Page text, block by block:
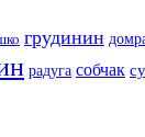
грудинин
радуга собчак